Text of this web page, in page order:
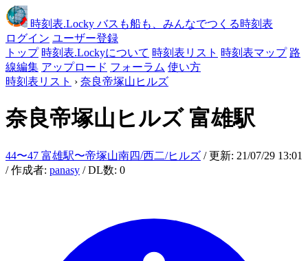
時刻表.Locky バスも船も、みんなでつくる時刻表
ログイン ユーザー登録
トップ 時刻表.Lockyについて 時刻表リスト 時刻表マップ 路
線編集 アップロード フォーラム 使い方
時刻表リスト › 奈良帝塚山ヒルズ
奈良帝塚山ヒルズ 富雄駅
44〜47 富雄駅〜帝塚山南四/西二/ヒルズ / 更新: 21/07/29 13:01
/ 作成者: panasy / DL数: 0